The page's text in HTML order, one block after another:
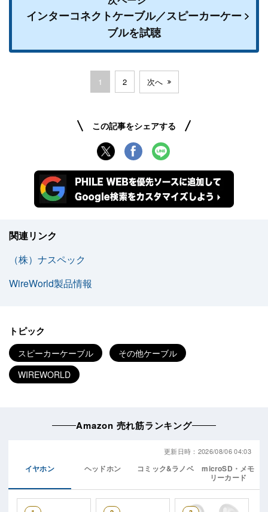
インターコネクトケーブル／スピーカーケー
ブルを試聴
1 2 次へ
この記事をシェアする
関連リンク
（株）ナスペック
WireWorld製品情報
トピック
スピーカーケーブル
その他ケーブル
WIREWORLD